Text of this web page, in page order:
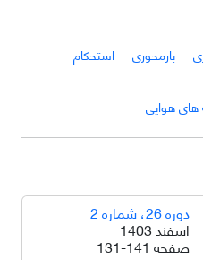
بارمحوری
استحکام
هوایی
دوره 26، شماره 2
اسفند 1403
صفحه 131-141